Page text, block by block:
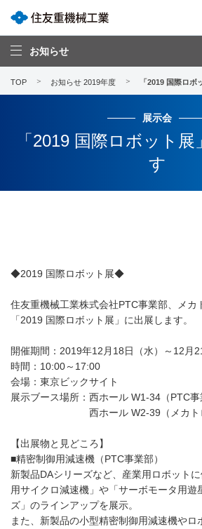
お知らせ
TOP お知らせ 2019年度 「2019 国際ロ
展示会
「2019 国際ロボット展
す
◆2019 国際ロボット展◆
住友重機械工業株式会社PTC事業部、メカ
「2019 国際ロボット展」に出展します。
開催期間：2019年12月18日（水）～12月
時間：10:00～17:00
会場： 東京ビックサイト
展示ブース場所：西ホール W1-34（PTC事
西ホール W2-39（メカトロニ
【出展物と見どころ】
■精密制御用減速機（PTC事業部）
新製品DAシリーズなど、産業用ロボット
用サイクロ減速機」や「サーボモータ用遊
ズ」のラインアップを展示。
また、新製品の小型精密制御用減速機やロ